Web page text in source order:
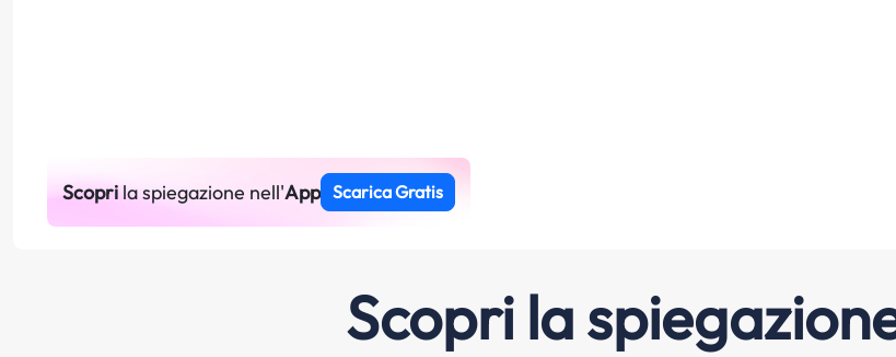
Scoprila spiegazione nell'App Scarica Gratis
Scopri la